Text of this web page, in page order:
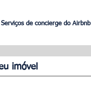
Serviços de concierge do Airbnb
imóvel